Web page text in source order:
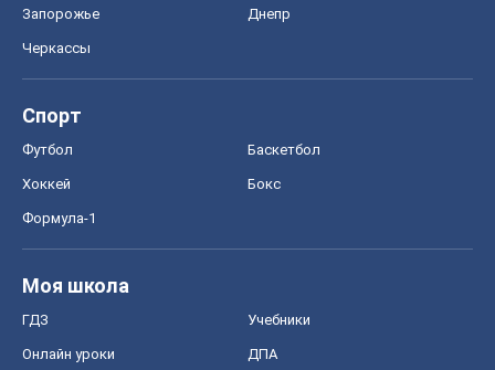
Запорожье Днепр
Черкассы
Спорт
Футбол Баскетбол
Хоккей Бокс
Формула-1
Моя школа
ГДЗ Учебники
Онлайн уроки ДПА